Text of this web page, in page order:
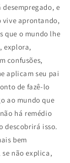
e
vive aprontando,
que o mundo lhe
explora,
confusões,
aplicam seu pai
de fazê-lo
ao mundo que
há remédio
descobrirá isso.
bem
se não explica,